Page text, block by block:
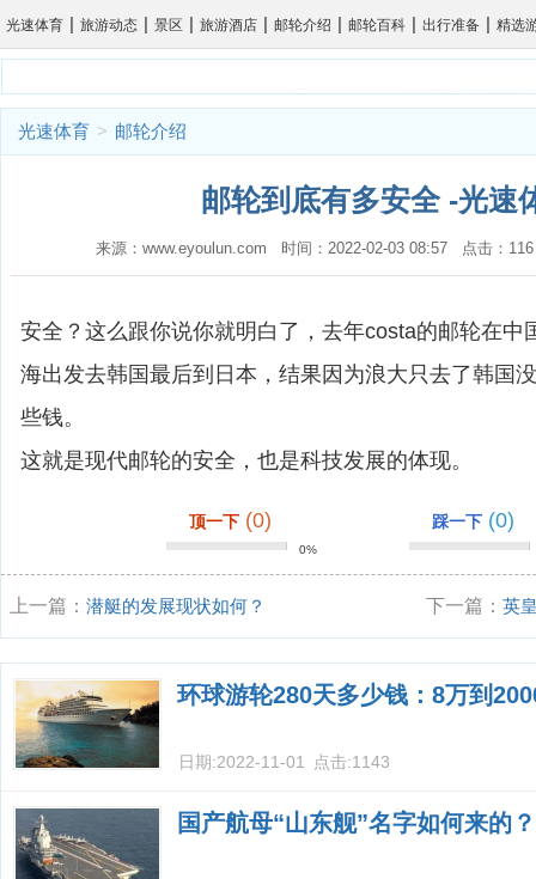
光速体育 | 旅游动态 | 景区 | 旅游酒店 | 邮轮介绍 | 邮轮百科 | 出行准备 | 精选
光速体育 > 邮轮介绍
邮轮到底有多安全 -光速
来源：www.eyoulun.com 时间：2022-02-03 08:57 点击：
安全？这么跟你说你就明白了，去年costa的邮轮在中
海出发去韩国最后到日本，结果因为浪大只去了韩国
些钱。
这就是现代邮轮的安全，也是科技发展的体现。
顶一下 (0)
0%
踩一下 (0)
上一篇： 潜艇的发展现状如何？ 下一篇：英
环球游轮280天多少钱：8万到
日期:2022-11-01 点击:1143
国产航母“山东舰”名字如何来的？